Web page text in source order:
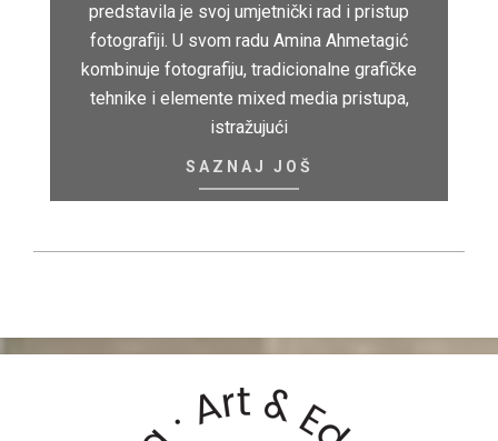
predstavila je svoj umjetnički rad i pristup
fotografiji. U svom radu Amina Ahmetagić
kombinuje fotografiju, tradicionalne grafičke
tehnike i elemente mixed media pristupa,
istražujući
SAZNAJ JOŠ